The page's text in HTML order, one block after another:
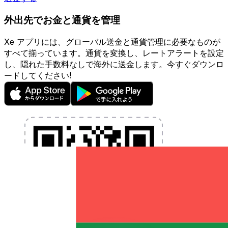
外出先でお金と通貨を管理
Xe アプリには、グローバル送金と通貨管理に必要なものが
すべて揃っています。通貨を変換し、レートアラートを設定
し、隠れた手数料なしで海外に送金します。今すぐダウンロ
ードしてください!